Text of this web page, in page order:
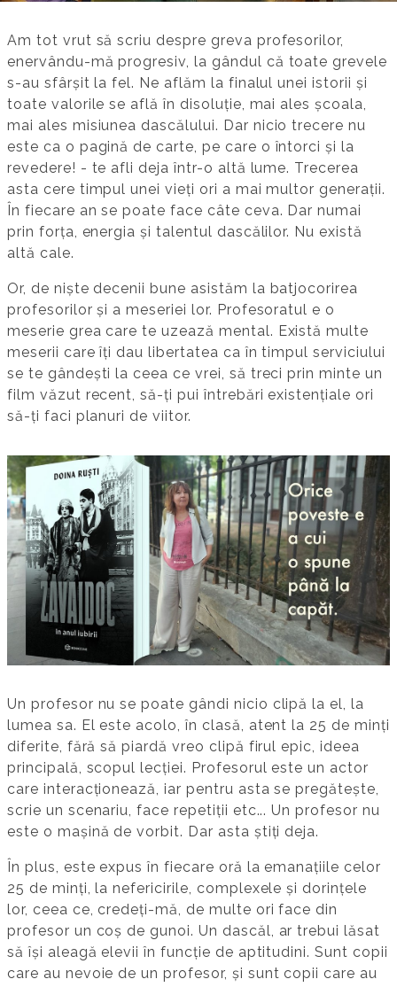
Am tot vrut să scriu despre greva profesorilor,
enervându-mă progresiv, la gândul că toate grevele
s-au sfârșit la fel. Ne aflăm la finalul unei istorii și
toate valorile se află în disoluție, mai ales școala,
mai ales misiunea dascălului. Dar nicio trecere nu
este ca o pagină de carte, pe care o întorci și la
revedere! - te afli deja într-o altă lume. Trecerea
asta cere timpul unei vieți ori a mai multor generații.
În fiecare an se poate face câte ceva. Dar numai
prin forța, energia și talentul dascălilor. Nu există
altă cale.
Or, de niște decenii bune asistăm la batjocorirea
profesorilor și a meseriei lor. Profesoratul e o
meserie grea care te uzează mental. Există multe
meserii care îți dau libertatea ca în timpul serviciului
se te gândești la ceea ce vrei, să treci prin minte un
film văzut recent, să-ți pui întrebări existențiale ori
să-ți faci planuri de viitor.
Un profesor nu se poate gândi nicio clipă la el, la
lumea sa. El este acolo, în clasă, atent la 25 de minți
diferite, fără să piardă vreo clipă firul epic, ideea
principală, scopul lecției. Profesorul este un actor
care interacționează, iar pentru asta se pregătește,
scrie un scenariu, face repetiții etc... Un profesor nu
este o mașină de vorbit. Dar asta știți deja.
În plus, este expus în fiecare oră la emanațiile celor
25 de minți, la nefericirile, complexele și dorințele
lor, ceea ce, credeți-mă, de multe ori face din
profesor un coș de gunoi. Un dascăl, ar trebui lăsat
să își aleagă elevii în funcție de aptitudini. Sunt copii
care au nevoie de un profesor, și sunt copii care au